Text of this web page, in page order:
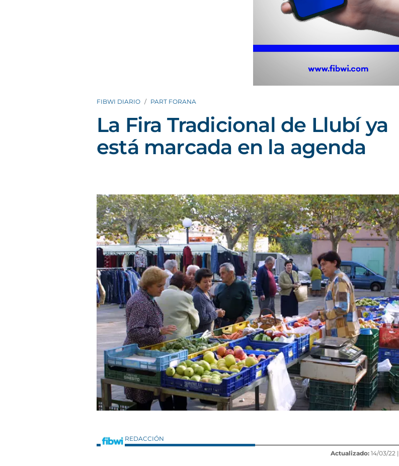
FIBWI DIARIO PART FORANA
La Fira Tradicional de Llubí ya
está marcada en la agenda
REDACCIÓN
Actualizado: 14/03/22 |